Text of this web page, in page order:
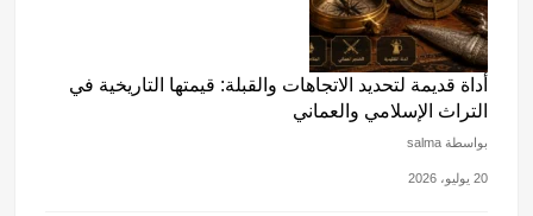
أداة قديمة لتحديد الاتجاهات والقبلة: قيمتها التاريخية في
التراث الإسلامي والعماني
بواسطة salma
20 يوليو، 2026